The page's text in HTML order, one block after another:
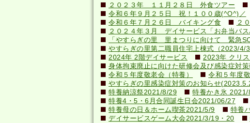
２０２３年 １１月２８日 外食ツアー
令和６年９月２５日 祝！１００歳(^O^)／
令和６年７月２６日 バイキング食
２
２０２４年３月 デイサービス「お弁当バス
「やすらぎの里 里まつりに向けて 緊急
やすらぎの里第二職員住宅上棟式（2023/4/
2024年 2階デイサービス
2023年 クリ
身体拘束廃止に向けた研修会及び感染症対
令和５年度敬老会（特養）
令和５年度
やすらぎの里感染症対策のお知らせ
特養納涼祭2021/8/29
特養かき氷 2021/
特養4・5・6月合同誕生日会2021/06/27
特養母の日＆ホーム喫茶2021/5/9
特養
デイサービスゲーム大会2021/3/19・20